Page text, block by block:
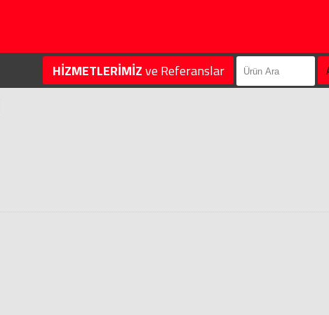
HİZMETLERİMİZve Referanslar